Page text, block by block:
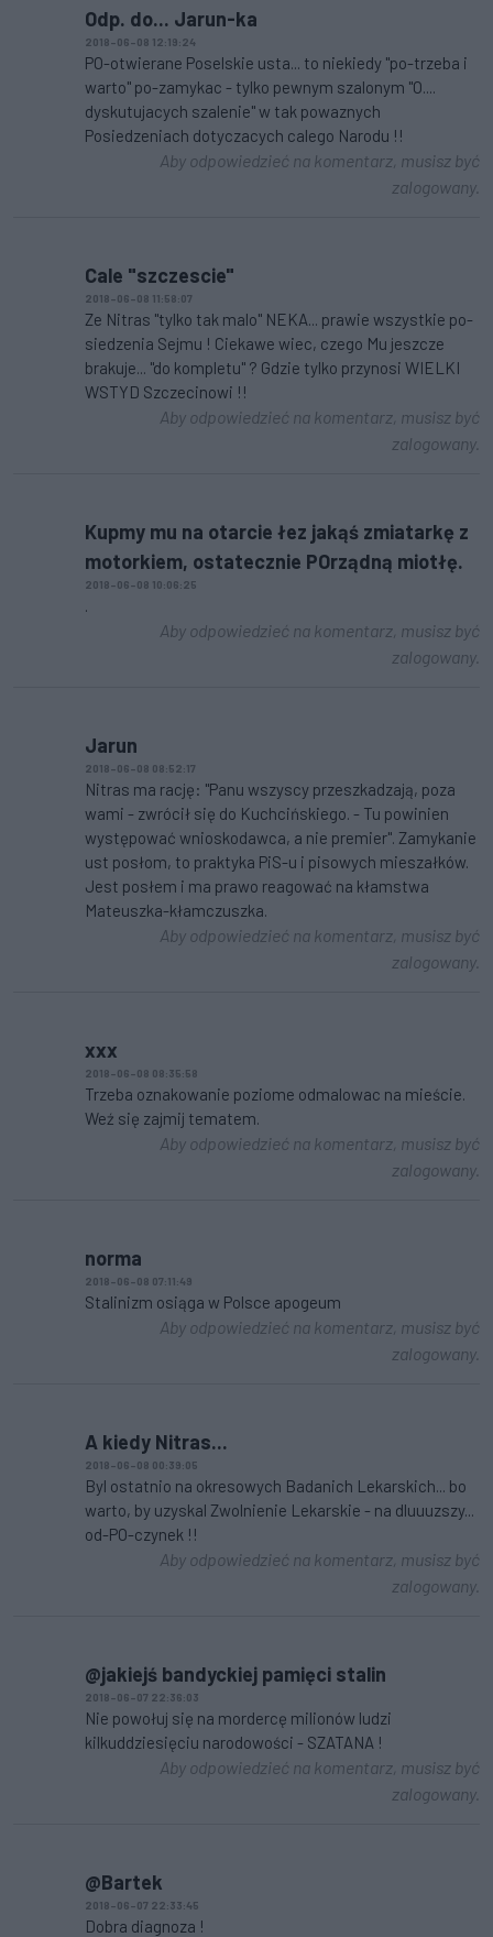
Odp. do... Jarun-ka
2018-06-08 12:19:24
PO-otwierane Poselskie usta... to niekiedy "po-trzeba i
warto" po-zamykac - tylko pewnym szalonym "O....
dyskutujacych szalenie" w tak powaznych
Posiedzeniach dotyczacych calego Narodu !!
Aby odpowiedzieć na komentarz, musisz być
zalogowany.
Cale "szczescie"
2018-06-08 11:58:07
Ze Nitras "tylko tak malo" NEKA... prawie wszystkie po-
siedzenia Sejmu ! Ciekawe wiec, czego Mu jeszcze
brakuje... "do kompletu" ? Gdzie tylko przynosi WIELKI
WSTYD Szczecinowi !!
Aby odpowiedzieć na komentarz, musisz być
zalogowany.
Kupmy mu na otarcie łez jakąś zmiatarkę z
motorkiem, ostatecznie POrządną miotłę.
2018-06-08 10:06:25
.
Aby odpowiedzieć na komentarz, musisz być
zalogowany.
Jarun
2018-06-08 08:52:17
Nitras ma rację: "Panu wszyscy przeszkadzają, poza
wami - zwrócił się do Kuchcińskiego. - Tu powinien
występować wnioskodawca, a nie premier". Zamykanie
ust posłom, to praktyka PiS-u i pisowych mieszałków.
Jest posłem i ma prawo reagować na kłamstwa
Mateuszka-kłamczuszka.
Aby odpowiedzieć na komentarz, musisz być
zalogowany.
xxx
2018-06-08 08:35:58
Trzeba oznakowanie poziome odmalowac na mieście.
Weź się zajmij tematem.
Aby odpowiedzieć na komentarz, musisz być
zalogowany.
norma
2018-06-08 07:11:49
Stalinizm osiąga w Polsce apogeum
Aby odpowiedzieć na komentarz, musisz być
zalogowany.
A kiedy Nitras...
2018-06-08 00:39:05
Byl ostatnio na okresowych Badanich Lekarskich... bo
warto, by uzyskal Zwolnienie Lekarskie - na dluuuzszy...
od-PO-czynek !!
Aby odpowiedzieć na komentarz, musisz być
zalogowany.
@jakiejś bandyckiej pamięci stalin
2018-06-07 22:36:03
Nie powołuj się na mordercę milionów ludzi
kilkuddziesięciu narodowości - SZATANA !
Aby odpowiedzieć na komentarz, musisz być
zalogowany.
@Bartek
2018-06-07 22:33:45
Dobra diagnoza !